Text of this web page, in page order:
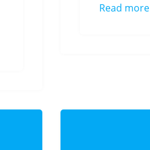
Read more